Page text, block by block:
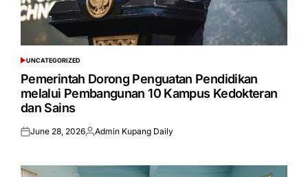
POSTED
IN
UNCATEGORIZED
Pemerintah Dorong Penguatan Pendidikan
melalui Pembangunan 10 Kampus Kedokteran
dan Sains
Posted
June 28, 2026Posted
Admin Kupang Daily